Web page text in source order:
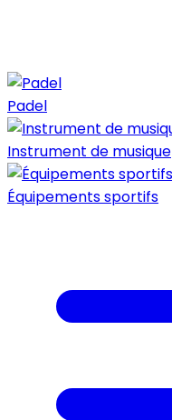
Padel
Instrument de musique
Équipements sportifs